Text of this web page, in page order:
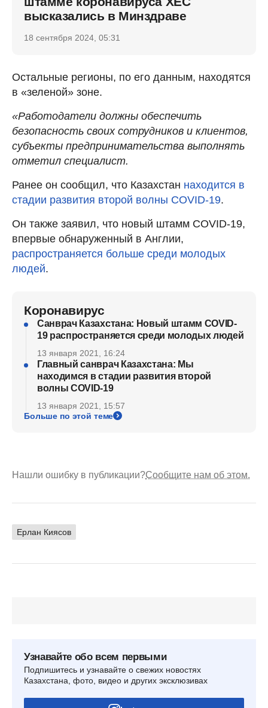
высказались в Минздраве
18 сентября 2024, 05:31
Остальные регионы, по его данным, находятся
в «зеленой» зоне.
«Работодатели должны обеспечить
безопасность своих сотрудников и клиентов,
субъекты предпринимательства выполнять
отметил специалист.
Ранее он сообщил, что Казахстан находится в
стадии развития второй волны COVID-19.
Он также заявил, что новый штамм COVID-19,
впервые обнаруженный в Англии,
распространяется больше среди молодых
людей.
Коронавирус
Санврач Казахстана: Новый штамм COVID-
19 распространяется среди молодых людей
13 января 2021, 16:24
Главный санврач Казахстана: Мы
находимся в стадии развития второй
волны COVID-19
13 января 2021, 15:57
Больше по этой теме
Нашли ошибку в публикации?Сообщите нам об этом.
Ерлан Киясов
Узнавайте обо всем первыми
Подпишитесь и узнавайте о свежих новостях
Казахстана, фото, видео и других эксклюзивах